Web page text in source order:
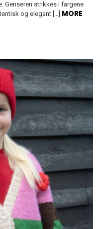
Genseren strikkes i fargene
og elegant […] MORE